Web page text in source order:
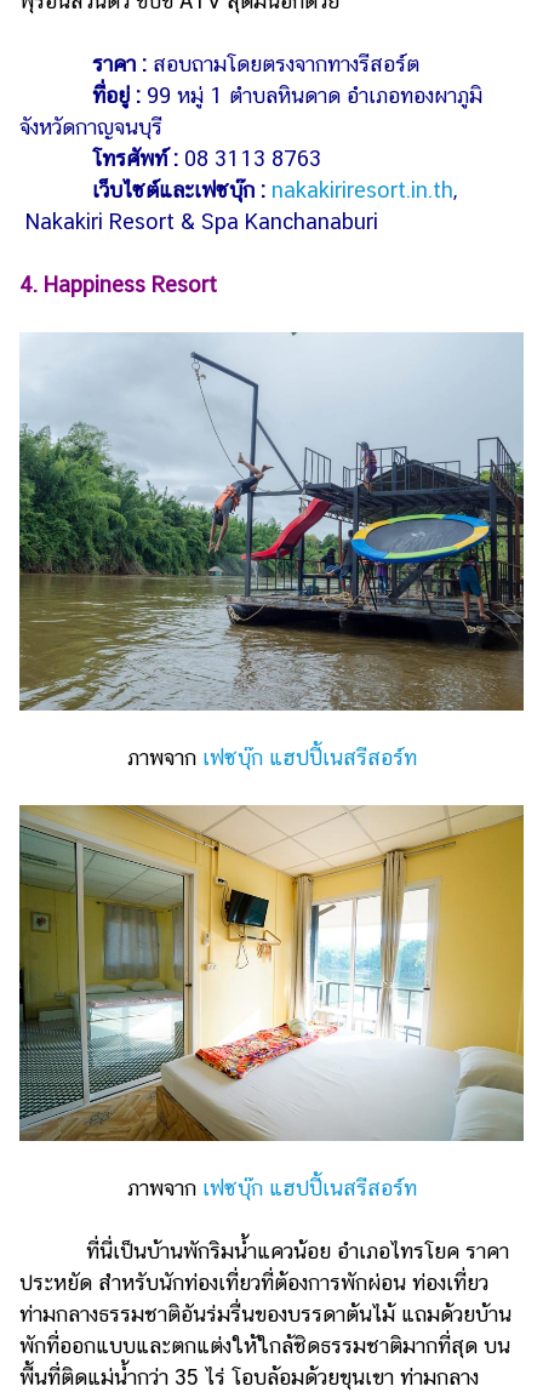
ราคา : สอบถามโดยตรงจากทางรีสอร์ต
ที่อยู่ : 99 หมู่ 1 ตำบลหินดาด อำเภอทองผาภูมิ
จังหวัดกาญจนบุรี
โทรศัพท์ : 08 3113 8763
เว็บไซต์และเฟซบุ๊ก : nakakiriresort.in.th,
Nakakiri Resort & Spa Kanchanaburi
4. Happiness Resort
ภาพจากเฟซบุ๊ก แฮปปี้เนสรีสอร์ท
ภาพจาก เฟซบุ๊ก แฮปปี้เนสรีสอร์ท
ที่นี่เป็นบ้านพักริมน้ำแควน้อย อำเภอไทรโยค ราคา
ประหยัด สำหรับนักท่องเที่ยวที่ต้องการพักผ่อน ท่องเที่ยว
ท่ามกลางธรรมชาติอันร่มรื่นของบรรดาต้นไม้ แถมด้วยบ้าน
พักที่ออกแบบและตกแต่งให้ใกล้ชิดธรรมชาติมากที่สุด บน
พื้นที่ติดแม่น้ำกว่า 35 ไร่ โอบล้อมด้วยขุนเขา ท่ามกลาง